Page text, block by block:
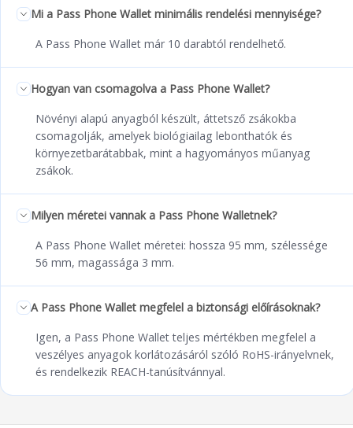
Mi a Pass Phone Wallet minimális rendelési mennyisége?
A Pass Phone Wallet már 10 darabtól rendelhető.
Hogyan van csomagolva a Pass Phone Wallet?
Növényi alapú anyagból készült, áttetsző zsákokba
csomagolják, amelyek biológiailag lebonthatók és
környezetbarátabbak, mint a hagyományos műanyag
zsákok.
Milyen méretei vannak a Pass Phone Walletnek?
A Pass Phone Wallet méretei: hossza 95 mm, szélessége
56 mm, magassága 3 mm.
A Pass Phone Wallet megfelel a biztonsági előírásoknak?
Igen, a Pass Phone Wallet teljes mértékben megfelel a
veszélyes anyagok korlátozásáról szóló RoHS-irányelvnek,
és rendelkezik REACH-tanúsítvánnyal.